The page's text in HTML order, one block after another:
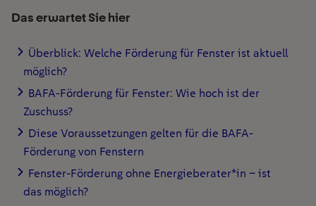
Das erwartet Sie hier
Überblick: Welche Förderung für Fenster ist aktuell
möglich?
BAFA-Förderung für Fenster: Wie hoch ist der
Zuschuss?
Diese Voraussetzungen gelten für die BAFA-
Förderung von Fenstern
Fenster-Förderung ohne Energieberater*in – ist
das möglich?